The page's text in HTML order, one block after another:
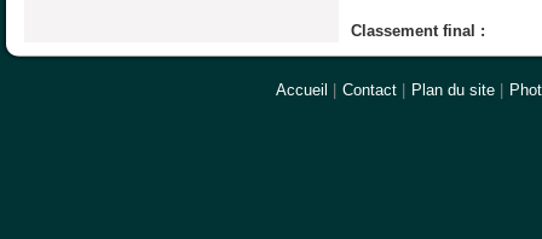
Classement final :
Accueil | Contact | Plan du site |